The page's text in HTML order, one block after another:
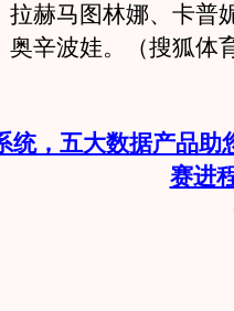
赫马图林娜、卡普
奥辛波娃。（搜狐体
统，五大数据产品助
赛进